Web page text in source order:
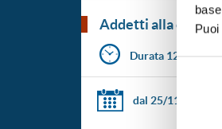
consenso
addetti alla
Durata 12 ore
dal 25/11/2026